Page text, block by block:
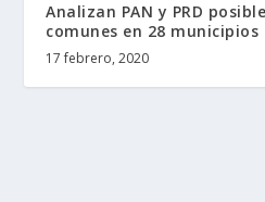
Analizan PAN y PRD
comunes en 28 municipios
17 febrero, 2020